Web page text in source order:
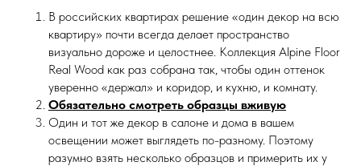
В российских квартирах решение «один декор на всю
квартиру» почти всегда делает пространство
визуально дороже и целостнее. Коллекция Alpine Floor
Real Wood как раз собрана так, чтобы один оттенок
уверенно «держал» и коридор, и кухню, и комнату.
Обязательно смотреть образцы вживую
Один и тот же декор в салоне и дома в вашем
освещении может выглядеть по-разному. Поэтому
разумно взять несколько образцов и примерить их у